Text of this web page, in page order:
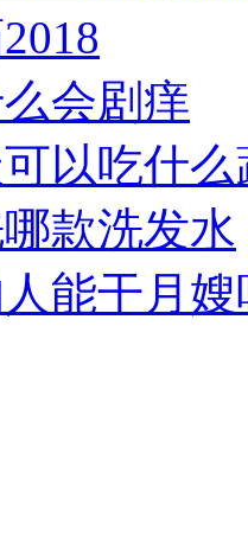
会剧痒
以吃什么
款洗发水
能干月嫂